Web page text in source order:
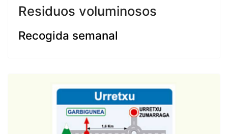
Residuos voluminosos
Recogida semanal